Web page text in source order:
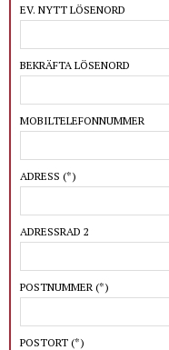
EV. NYTT LÖSENORD
BEKRÄFTA LÖSENORD
MOBILTELEFONNUMMER
ADRESS (*)
ADRESSRAD 2
POSTNUMMER (*)
POSTORT (*)